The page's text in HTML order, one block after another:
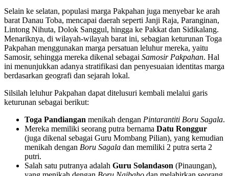
Selain ke selatan, populasi marga Pakpahan juga menyebar ke arah
barat Danau Toba, mencapai daerah seperti Janji Raja, Paranginan,
Lintong Nihuta, Dolok Sanggul, hingga ke Pakkat dan Sidikalang.
Menariknya, di wilayah-wilayah barat ini, sebagian keturunan Toga
Pakpahan menggunakan marga persatuan leluhur mereka, yaitu
Samosir, sehingga mereka dikenal sebagai Samosir Pakpahan. Hal
ini menunjukkan adanya stratifikasi dan penyesuaian identitas marga
berdasarkan geografi dan sejarah lokal.
Silsilah leluhur Pakpahan dapat ditelusuri kembali melalui garis
keturunan sebagai berikut:
Toga Pandiangan menikah dengan Pintarantiti Boru Sagala.
Mereka memiliki seorang putra bernama Datu Ronggur
(juga dikenal sebagai Guru Mombang Pilian), yang kemudian
menikah dengan Boru Sagala dan memiliki 2 putra serta 2
putri.
Salah satu putranya adalah Guru Solandason (Pinaungan),